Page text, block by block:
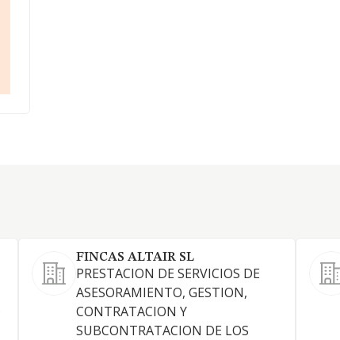
FINCAS ALTAIR SL
PRESTACION DE SERVICIOS DE
ASESORAMIENTO, GESTION,
CONTRATACION Y
SUBCONTRATACION DE LOS